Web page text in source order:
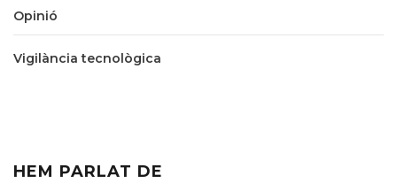
Opinió
Vigilància tecnològica
HEM PARLAT DE